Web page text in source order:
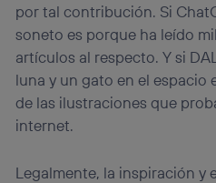
por tal contribución. Si
soneto es porque ha leído
artículos al respecto. Y si
luna y un gato en el espacio
de las ilustraciones que
internet.
Legalmente, la inspiración y